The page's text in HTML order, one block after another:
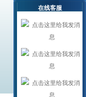
在线客服